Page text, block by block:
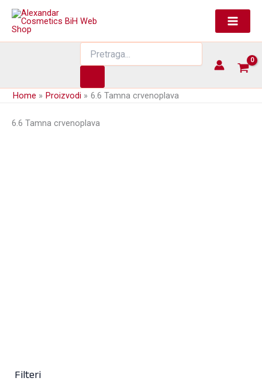
Skip
content
search
Home Proizvodi 6.6 Tamna crvenoplava
Filteri
6.6 Tamna crvenoplava